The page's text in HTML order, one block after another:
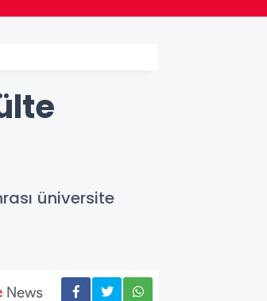
üniversite